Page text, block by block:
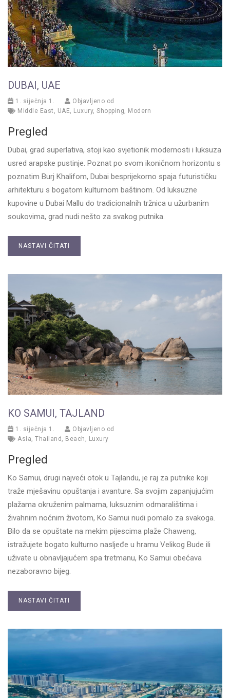
DUBAI, UAE
1. siječnja 1.
Objavljeno od
Middle East
UAE Luxury, Shopping Modern
Pregled
Dubai, grad superlativa, stoji kao svjetionik modernosti i luksuza
usred arapske pustinje. Poznat po svom ikoničnom horizontu s
poznatim Burj Khalifom, Dubai besprijekorno spaja futurističku
arhitekturu s bogatom kulturnom baštinom. Od luksuzne
kupovine u Dubai Mallu do tradicionalnih tržnica u užurbanim
soukovima, grad nudi nešto za svakog putnika.
NASTAVI ČITATI
KO SAMUI, TAJLAND
1. siječnja 1.
Objavljeno od
Asia Thailand Beach Luxury
Pregled
Ko Samui, drugi najveći otok u Tajlandu, je raj za putnike koji
traže mješavinu opuštanja i avanture. Sa svojim zapanjujućim
plažama okruženim palmama, luksuznim odmaralištima i
živahnim noćnim životom, Ko Samui nudi pomalo za svakoga.
Bilo da se opuštate na mekim pijescima plaže Chaweng,
istražujete bogato kulturno nasljeđe u hramu Velikog Bude ili
uživate u obnavljajućem spa tretmanu, Ko Samui obećava
nezaboravno bijeg.
NASTAVI ČITATI